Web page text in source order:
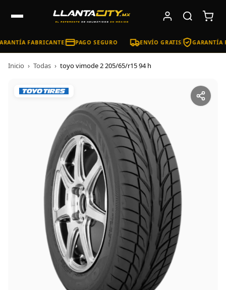
FABRICANTE PAGO SEGURO ENVÍO GRATIS GARANTÍA
Inicio › Todas › toyo vimode 2 205/65/r15 94 h